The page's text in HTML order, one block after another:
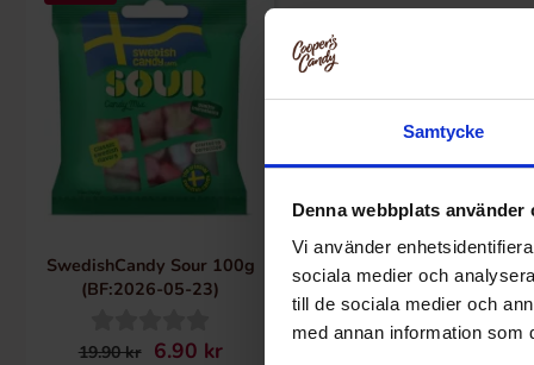
Samtycke
Denna webbplats använder
Vi använder
sociala medier och
till de sociala medier och
med annan information som
SwedishCandy Sour 100g
(BF:2026-05-23)
19.90 kr 6.90 kr